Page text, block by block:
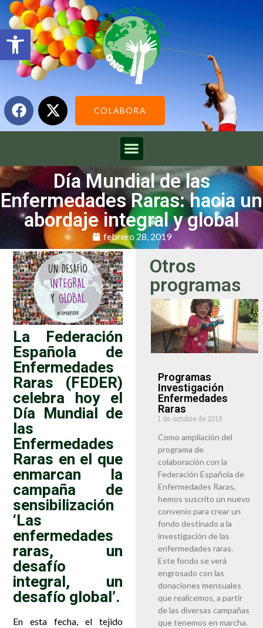
Abrir barra de herramientas
COLABORA
Día Mundial de las
Enfermedades Raras: hacia un
abordaje integral y global
febrero 28, 2019
La Federación
Española de
Enfermedades
Raras (FEDER)
celebra hoy el
Día Mundial de
las
Enfermedades
Raras en el que
enmarcan la
campaña de
sensibilización
‘Las
enfermedades
raras, un
desafío
integral, un
desafío global’.
En esta fecha, el tejido
Otros
programas
Programas
Investigación
Enfermedades
Raras
1 de octubre de 2015
Como ampliación del
programa de
colaboración con la
Federación Española de
Enfermedades Raras,
hemos suscrito un nuevo
convenio para crear un
fondo destinado a la
investigación de las
enfermedades raras.
Este fondo se verá
engrosado con las
donaciones mensuales
que realicemos, a partir
de las diversas campañas
que tenemos en marcha.